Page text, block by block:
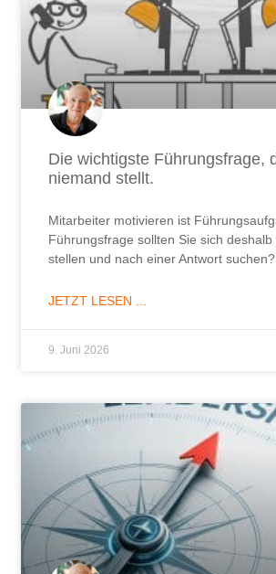
Die wichtigste Führungsfrage,
niemand stellt.
Mitarbeiter motivieren ist
Führungsfrage sollten Sie sich deshalb
stellen und nach einer Antwort suchen?
JETZT LESEN ...
9. Juni 2026